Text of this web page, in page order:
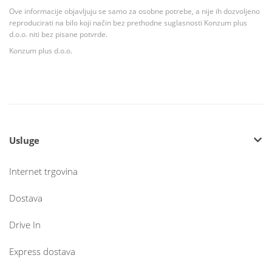
Ove informacije objavljuju se samo za osobne potrebe, a nije ih dozvoljeno
reproducirati na bilo koji način bez prethodne suglasnosti Konzum plus
d.o.o. niti bez pisane potvrde.
Konzum plus d.o.o.
Usluge
Internet trgovina
Dostava
Drive In
Express dostava